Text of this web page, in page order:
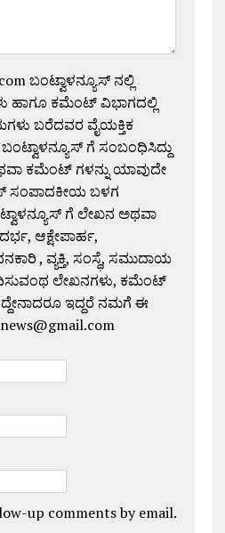
ಬಂಟ್ವಾಳನ್ಯೂಸ್ ನಲ್ಲಿ
ಹಾಗೂ ಕಮೆಂಟ್ ವಿಭಾಗದಲ್ಲಿ
ಬರೆದವರ ವೈಯಕ್ತಿಕ
ಗೆ ಸಂಬಂಧಿಸಿದ್ದು
ಕಮೆಂಟ್ ಗಳನ್ನು ಯಾವುದೇ
ಸಂಪಾದಕೀಯ ಬಳಗ
ಗೆ ಲೇಖನ ಅಥವಾ
ಆಕ್ಷೇಪಾರ್ಹ,
, ವ್ಯಕ್ತಿ, ಸಂಸ್ಥೆ, ಸಮುದಾಯ
ಲೇಖನಗಳು, ಕಮೆಂಟ್
ಇದ್ದರೆ ನಮಗೆ ಈ
up comments by email.